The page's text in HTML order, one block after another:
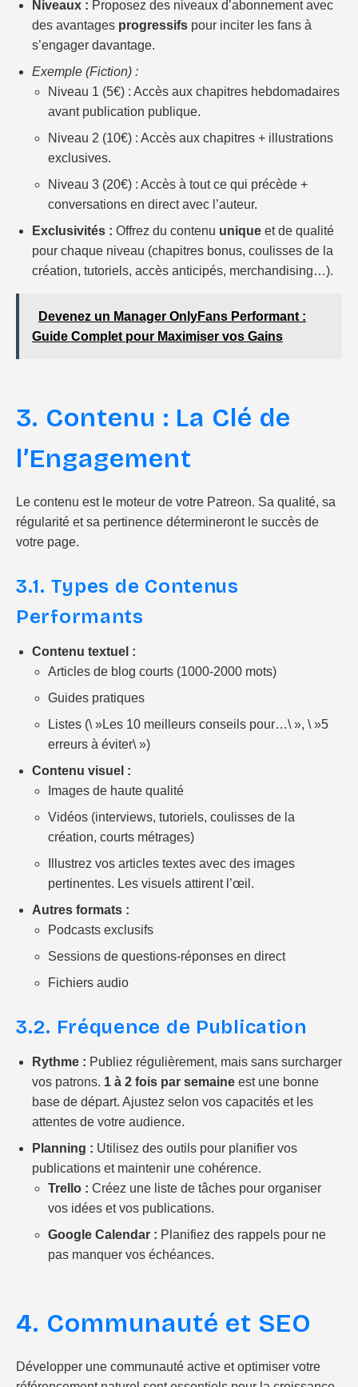
Niveaux : Proposez des niveaux d’abonnement avec
des avantages progressifs pour inciter les fans à
s’engager davantage.
Exemple (Fiction) :
Niveau 1 (5€) : Accès aux chapitres hebdomadaires
avant publication publique.
Niveau 2 (10€) : Accès aux chapitres + illustrations
exclusives.
Niveau 3 (20€) : Accès à tout ce qui précède +
conversations en direct avec l’auteur.
Exclusivités : Offrez du contenu unique et de qualité
pour chaque niveau (chapitres bonus, coulisses de la
création, tutoriels, accès anticipés, merchandising…).
Devenez un Manager OnlyFans Performant :
Guide Complet pour Maximiser vos Gains
3. Contenu : La Clé de
l’Engagement
Le contenu est le moteur de votre Patreon. Sa qualité, sa
régularité et sa pertinence détermineront le succès de
votre page.
3.1. Types de Contenus
Performants
Contenu textuel :
Articles de blog courts (1000-2000 mots)
Guides pratiques
Listes (\ »Les 10 meilleurs conseils pour…\ », \ »5
erreurs à éviter\ »)
Contenu visuel :
Images de haute qualité
Vidéos (interviews, tutoriels, coulisses de la
création, courts métrages)
Illustrez vos articles textes avec des images
pertinentes. Les visuels attirent l’œil.
Autres formats :
Podcasts exclusifs
Sessions de questions-réponses en direct
Fichiers audio
3.2. Fréquence de Publication
Rythme : Publiez régulièrement, mais sans surcharger
vos patrons. 1 à 2 fois par semaine est une bonne
base de départ. Ajustez selon vos capacités et les
attentes de votre audience.
Planning : Utilisez des outils pour planifier vos
publications et maintenir une cohérence.
Trello : Créez une liste de tâches pour organiser
vos idées et vos publications.
Google Calendar : Planifiez des rappels pour ne
pas manquer vos échéances.
4. Communauté et SEO
Développer une communauté active et optimiser votre